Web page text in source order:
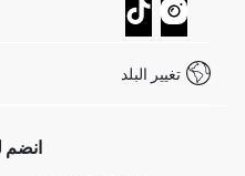
كيف يمكنك التسوق في ديفاكتو ؟
كيف تدفع في ديفاكتو؟
شروط المنافسة
خدمة العملاء
Call Center 19782
تغيير البلد
انضم